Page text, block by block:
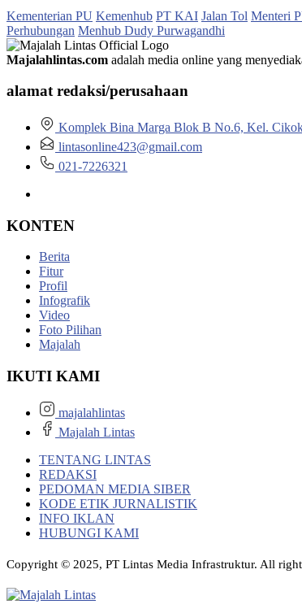
Kementerian PU Kemenhub PT KAI Jalan Tol Menteri
Perhubungan Menhub Dudy Purwagandhi
Majalahlintas.com adalah media online yang
alamat redaksi/perusahaan
Komplek Bina Marga Blok B No.6, Kel.
lintasonline423@gmail.com
021-7226321
KONTEN
Berita
Fitur
Profil
Infografik
Video
Foto Pilihan
Majalah
IKUTI KAMI
majalahlintas
Majalah Lintas
TENTANG LINTAS
REDAKSI
PEDOMAN MEDIA SIBER
KODE ETIK JURNALISTIK
INFO IKLAN
HUBUNGI KAMI
Copyright © 2025, PT Lintas Media Infrastruktur. All